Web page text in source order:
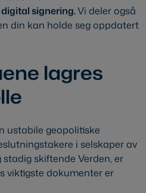
signering.Vi deler også
din kan holde seg oppdatert
lagres
ustabile geopolitiske
i selskaper av
skiftende Verden, er
viktigste dokumenter er